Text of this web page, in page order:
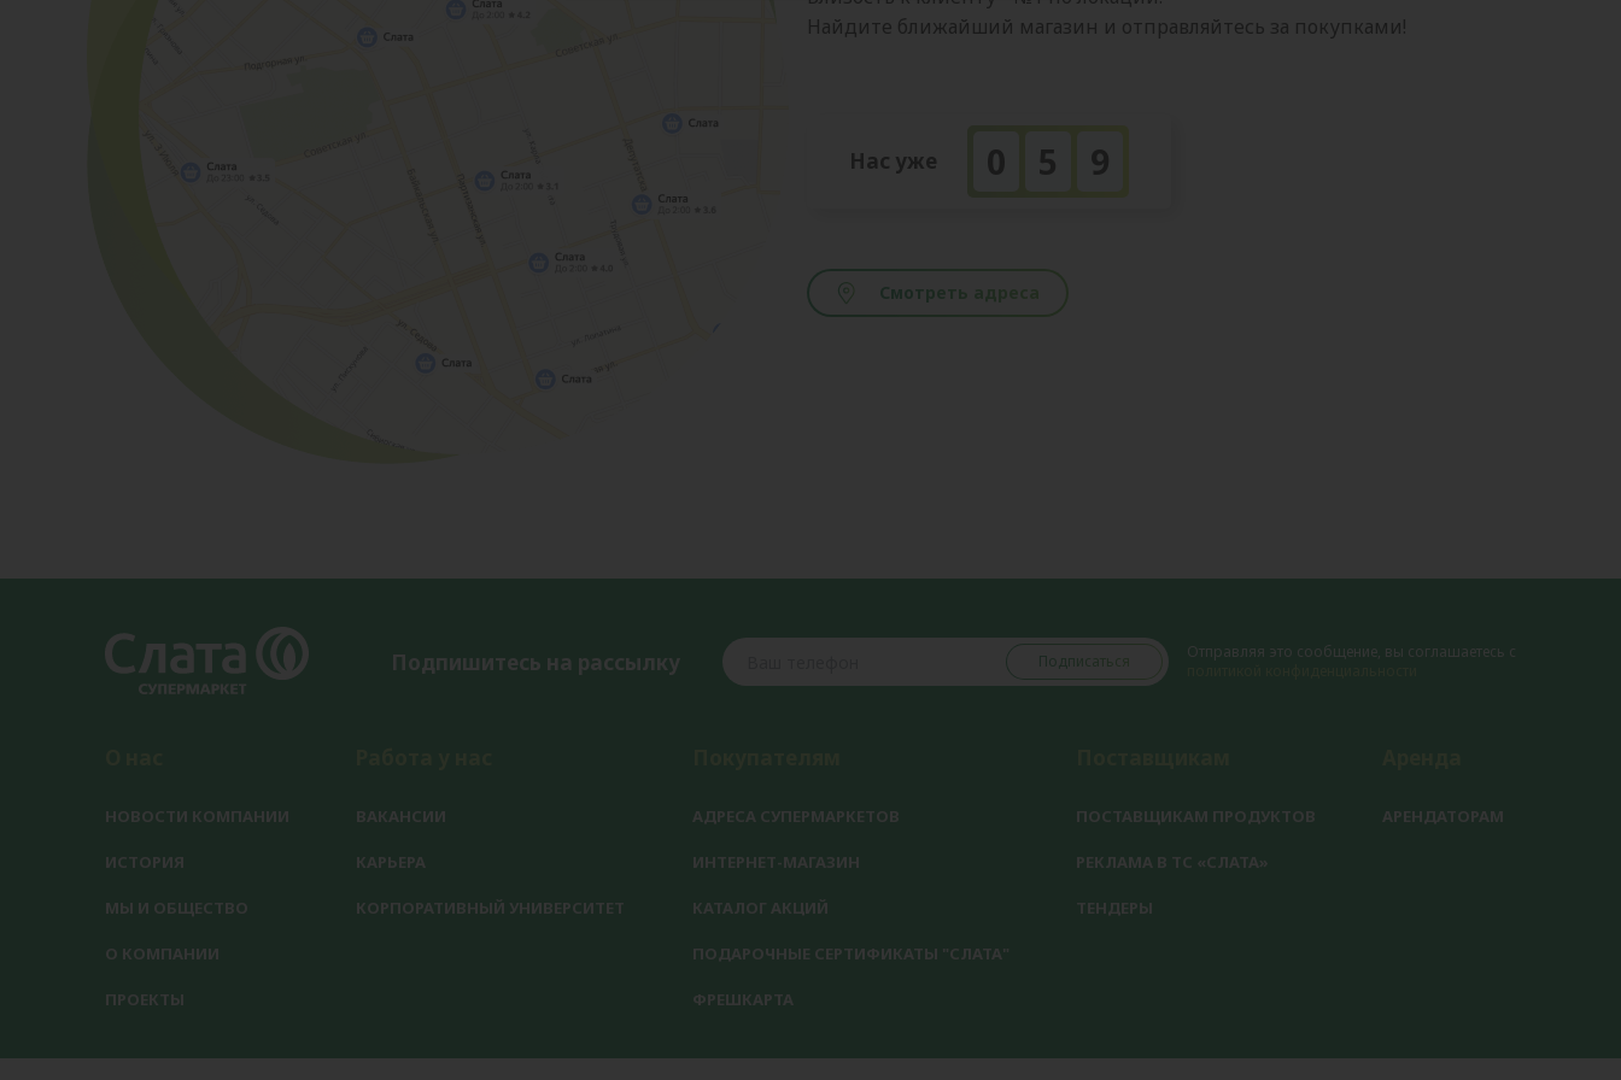
Найдите ближайший магазин и отправляйтесь за покупками!
Нас уже 0 5 9
Смотреть адреса
Подпишитесь на рассылку Подписаться
Отправляя это сообщение, вы соглашаетесь с
НОВОСТИ КОМПАНИИ
ИСТОРИЯ
МЫ И ОБЩЕСТВО
О КОМПАНИИ
ПРОЕКТЫ
ВАКАНСИИ
КАРЬЕРА
КОРПОРАТИВНЫЙ УНИВЕРСИТЕТ
АДРЕСА СУПЕРМАРКЕТОВ
ИНТЕРНЕТ-МАГАЗИН
КАТАЛОГ АКЦИЙ
ПОДАРОЧНЫЕ СЕРТИФИКАТЫ "СЛАТА"
ФРЕШКАРТА
ПОСТАВЩИКАМ ПРОДУКТОВ
РЕКЛАМА В ТС «СЛАТА»
ТЕНДЕРЫ
АРЕНДАТОРАМ